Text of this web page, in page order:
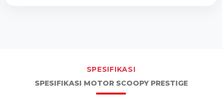
SPESIFIKASI
SPESIFIKASI MOTOR SCOOPY PRESTIGE